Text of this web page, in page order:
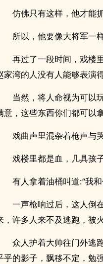
仿佛只有这样，他才能
所以，他要像大将军一
再过了一段时间，戏楼
家湾的人没有人能够表演
当然，将人命视为可以
意，这些东西你们都可以
戏曲声里混杂着枪声与
戏楼里都是血，几具孩
有人拿着油桶叫道:“我
一声枪响过后，这人倒
，许多人来不及逃跑，被
众人护着大帅往门外逃
乎的影子，飘移不定，勉